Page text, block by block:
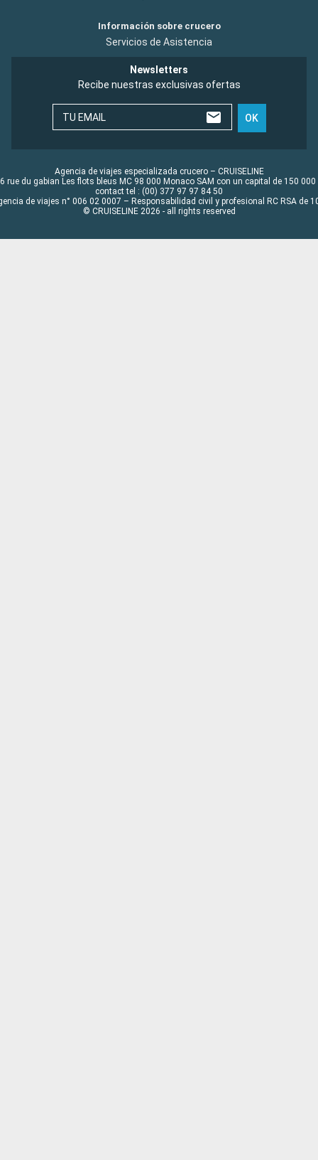
Información sobre crucero
Servicios de Asistencia
Newsletters
Recibe nuestras exclusivas ofertas
TU EMAIL OK
Agencia de viajes especializada crucero – CRUISELINE
rue du gabian Les flots bleus MC 98 000 Monaco SAM con un capital de 150 000
contact tel : (00) 377 97 97 84 50
de viajes n° 006 02 0007 – Responsabilidad civil y profesional RC RSA de
© CRUISELINE 2026 - all rights reserved